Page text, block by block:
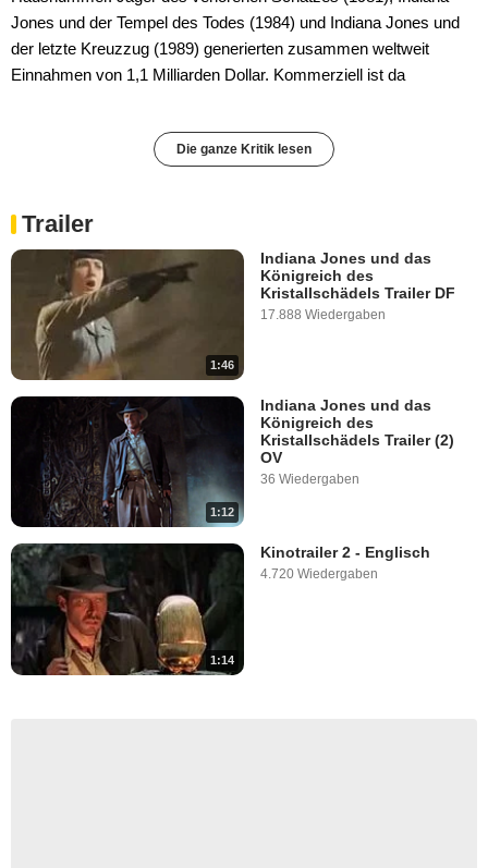
Jones und der Tempel des Todes (1984) und Indiana Jones und
der letzte Kreuzzug (1989) generierten zusammen weltweit
Einnahmen von 1,1 Milliarden Dollar. Kommerziell ist da
Die ganze Kritik lesen
Trailer
1:46
Indiana Jones und das
Königreich des
Kristallschädels Trailer DF
17.888 Wiedergaben
1:12
Indiana Jones und das
Königreich des
Kristallschädels Trailer (2)
OV
36 Wiedergaben
1:14
Kinotrailer 2 - Englisch
4.720 Wiedergaben